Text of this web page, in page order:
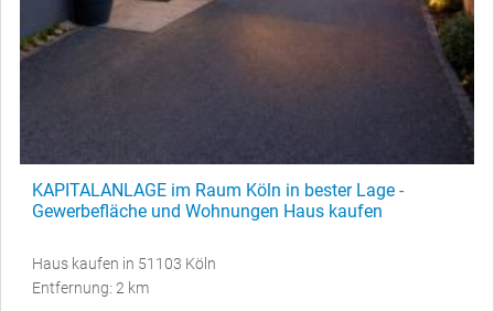
KAPITALANLAGE im Raum Köln in bester Lage -
Gewerbefläche und Wohnungen Haus kaufen
Haus kaufen in 51103 Köln
Entfernung: 2 km